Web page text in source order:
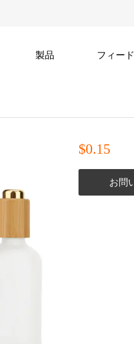
製品 フィー
$0.15
お問